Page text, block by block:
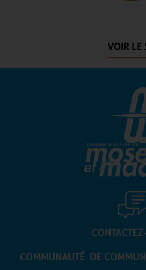
VOIR LE
COMMUNAUTÉ DE